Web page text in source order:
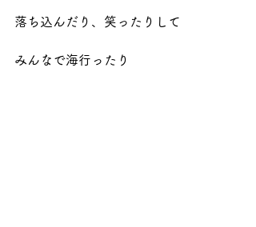
落ち込んだり、笑ったりして
みんなで海行ったり